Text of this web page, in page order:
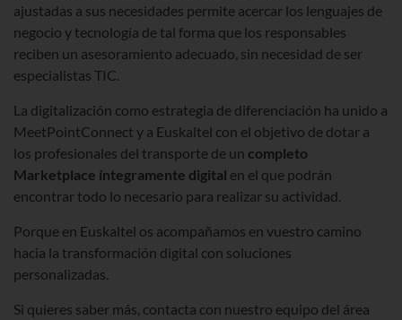
ajustadas a sus necesidades permite acercar los lenguajes de
negocio y tecnología de tal forma que los responsables
reciben un asesoramiento adecuado, sin necesidad de ser
especialistas TIC.
La digitalización como estrategia de diferenciación ha unido a
MeetPointConnect y a Euskaltel con el objetivo de dotar a
los profesionales del transporte de un completo
Marketplace íntegramente digital en el que podrán
encontrar todo lo necesario para realizar su actividad.
Porque en Euskaltel os acompañamos en vuestro camino
hacia la transformación digital con soluciones
personalizadas.
Si quieres saber más, contacta con nuestro equipo del área